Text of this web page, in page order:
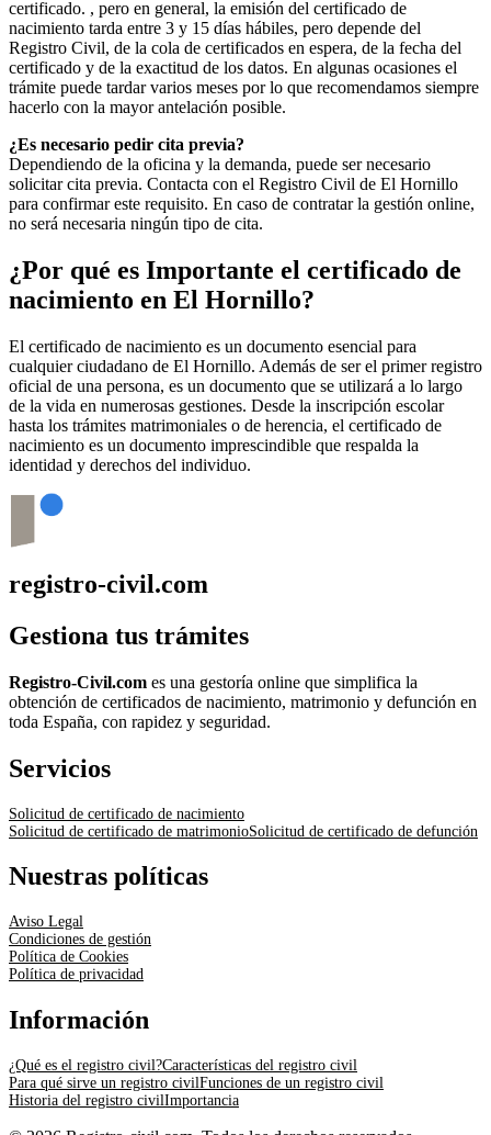
certificado. , pero en general, la emisión del certificado de
nacimiento tarda entre 3 y 15 días hábiles, pero depende del
Registro Civil, de la cola de certificados en espera, de la fecha del
certificado y de la exactitud de los datos. En algunas ocasiones el
trámite puede tardar varios meses por lo que recomendamos siempre
hacerlo con la mayor antelación posible.
¿Es necesario pedir cita previa?
Dependiendo de la oficina y la demanda, puede ser necesario
solicitar cita previa. Contacta con el Registro Civil de El Hornillo
para confirmar este requisito. En caso de contratar la gestión online,
no será necesaria ningún tipo de cita.
¿Por qué es Importante el certificado de
nacimiento en El Hornillo?
El certificado de nacimiento es un documento esencial para
cualquier ciudadano de El Hornillo. Además de ser el primer registro
oficial de una persona, es un documento que se utilizará a lo largo
de la vida en numerosas gestiones. Desde la inscripción escolar
hasta los trámites matrimoniales o de herencia, el certificado de
nacimiento es un documento imprescindible que respalda la
identidad y derechos del individuo.
registro-civil.com
Gestiona tus trámites
Registro-Civil.com es una gestoría online que simplifica la
obtención de certificados de nacimiento, matrimonio y defunción en
toda España, con rapidez y seguridad.
Servicios
Solicitud de certificado de nacimiento
Solicitud de certificado de matrimonioSolicitud de certificado de defunción
Nuestras políticas
Aviso Legal
Condiciones de gestión
Política de Cookies
Política de privacidad
Información
¿Qué es el registro civil?Características del registro civil
Para qué sirve un registro civilFunciones de un registro civil
Historia del registro civilImportancia